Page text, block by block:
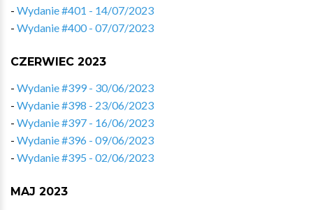
- Wydanie #401 - 14/07/2023
- Wydanie #400 - 07/07/2023
CZERWIEC 2023
- Wydanie #399 - 30/06/2023
- Wydanie #398 - 23/06/2023
- Wydanie #397 - 16/06/2023
- Wydanie #396 - 09/06/2023
- Wydanie #395 - 02/06/2023
MAJ 2023